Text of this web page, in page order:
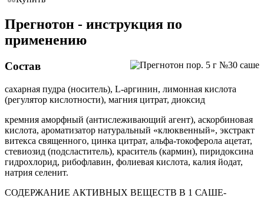
Прегнотон - инструкция по
применению
Состав
сахарная пудра (носитель), L-аргинин, лимонная кислота
(регулятор кислотности), магния цитрат, диоксид
кремния аморфный (антислеживающий агент), аскорбиновая
кислота, ароматизатор натуральный «клюквенный», экстракт
витекса священного, цинка цитрат, альфа-токоферола ацетат,
стевиозид (подсластитель), краситель (кармин), пиридоксина
гидрохлорид, рибофлавин, фолиевая кислота, калия йодат,
натрия селенит.
СОДЕРЖАНИЕ АКТИВНЫХ ВЕЩЕСТВ В 1 САШЕ-